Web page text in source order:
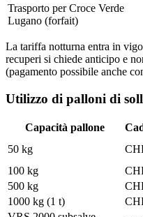
Trasporto per Croce Verde
Lugano (forfait)
La tariffa notturna entra in
recuperi si chiede anticipo e
(pagamento possibile anche
Utilizzo di palloni di
Capacità pallone
50 kg
100 kg
500 kg
1000 kg (1 t)